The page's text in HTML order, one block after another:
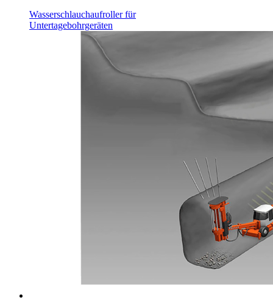
Wasserschlauchaufroller für
Untertagebohrgeräten